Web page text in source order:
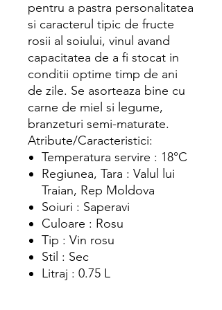
pentru a pastra personalitatea
si caracterul tipic de fructe
rosii al soiului, vinul avand
capacitatea de a fi stocat in
conditii optime timp de ani
de zile. Se asorteaza bine cu
carne de miel si legume,
branzeturi semi-maturate.
Atribute/Caracteristici:
Temperatura servire : 18°C
Regiunea, Tara : Valul lui
Traian, Rep Moldova
Soiuri : Saperavi
Culoare : Rosu
Tip : Vin rosu
Stil : Sec
Litraj : 0.75 L